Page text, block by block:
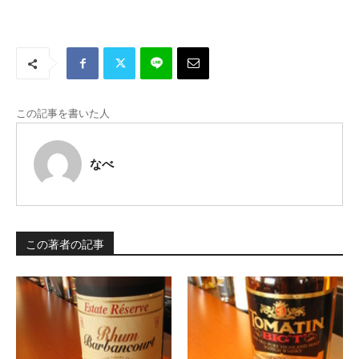
この記事を書いた人
なべ
この著者の記事